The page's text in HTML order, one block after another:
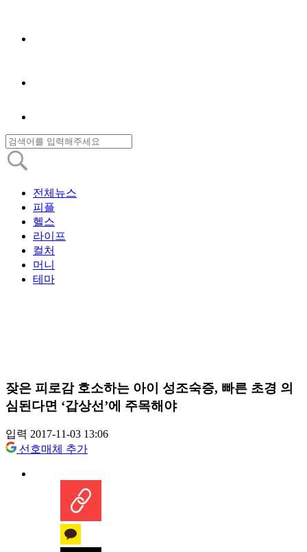
전체뉴스
피플
헬스
라이프
컬처
머니
테마
잦은 피로감 호소하는 아이 성조숙증, 빠른 초경 의
심된다면 ‘갑상선’에 주목해야
입력 2017-11-03 13:06
선호매체 추가